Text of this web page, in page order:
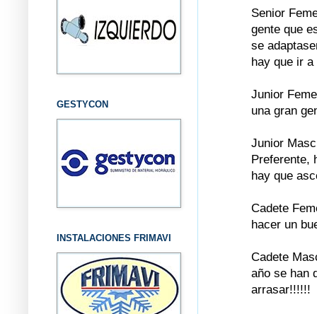
Senior
gente que
se
hay que ir
Junior
una gran
Junior
Preferente,
hay que
Cadete
hacer un
Cadete
año se han
arrasar!!!!!!
GESTYCON
INSTALACIONES FRIMAVI